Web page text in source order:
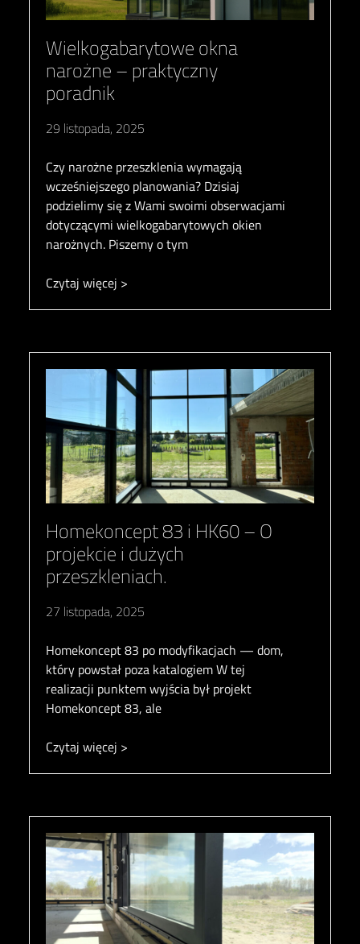
Wielkogabarytowe okna
narożne – praktyczny
poradnik
29 listopada, 2025
Czy narożne przeszklenia wymagają
wcześniejszego planowania? Dzisiaj
podzielimy się z Wami swoimi obserwacjami
dotyczącymi wielkogabarytowych okien
narożnych. Piszemy o tym
Czytaj więcej >
Homekoncept 83 i HK60 – O
projekcie i dużych
przeszkleniach.
27 listopada, 2025
Homekoncept 83 po modyfikacjach — dom,
który powstał poza katalogiem W tej
realizacji punktem wyjścia był projekt
Homekoncept 83, ale
Czytaj więcej >